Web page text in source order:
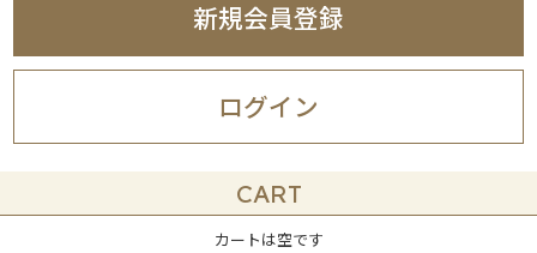
ログイン
新規会員登録
CART
カートは空です